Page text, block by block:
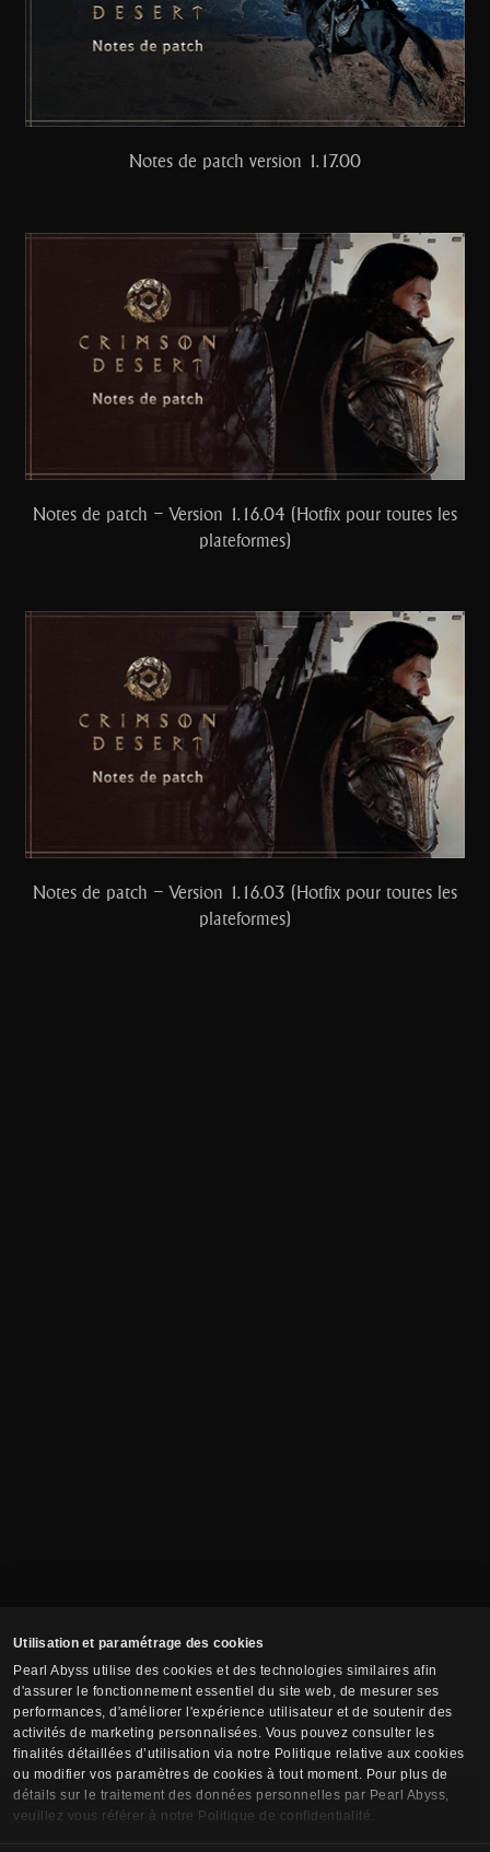
Utilisation et paramétrage des cookies
Pearl Abyss utilise des cookies et des technologies similaires afin
d'assurer le fonctionnement essentiel du site web, de mesurer ses
performances, d'améliorer l'expérience utilisateur et de soutenir des
activités de marketing personnalisées. Vous pouvez consulter les
finalités détaillées d’utilisation via notre Politique relative aux cookies
ou modifier vos paramètres de cookies à tout moment. Pour plus de
détails sur le traitement des données personnelles par Pearl Abyss,
veuillez vous référer à notre Politique de confidentialité.
Notes de patch version 1.17.00
Notes de patch – Version 1.16.04 (Hotfix pour toutes les
plateformes)
Notes de patch – Version 1.16.03 (Hotfix pour toutes les
plateformes)